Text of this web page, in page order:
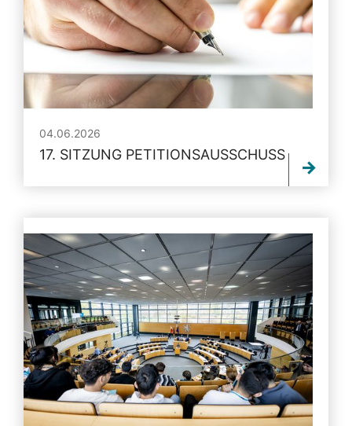
04.06.2026
17. SITZUNG PETITIONSAUSSCHUSS